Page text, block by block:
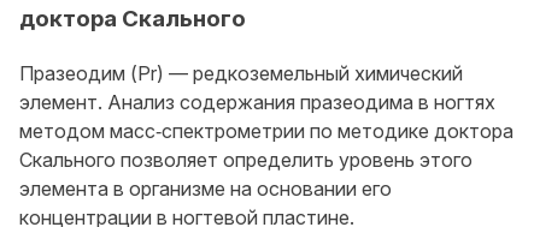
доктора Скального
Празеодим (Pr) — редкоземельный химический
элемент. Анализ содержания празеодима в ногтях
методом масс‑спектрометрии по методике доктора
Скального позволяет определить уровень этого
элемента в организме на основании его
концентрации в ногтевой пластине.